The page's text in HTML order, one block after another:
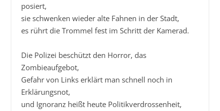
posiert,
sie schwenken wieder alte Fahnen in der Stadt,
es rührt die Trommel fest im Schritt der Kamerad.
Die Polizei beschützt den Horror, das
Zombieaufgebot,
Gefahr von Links erklärt man schnell noch in
Erklärungsnot,
und Ignoranz heißt heute Politikverdrossenheit,